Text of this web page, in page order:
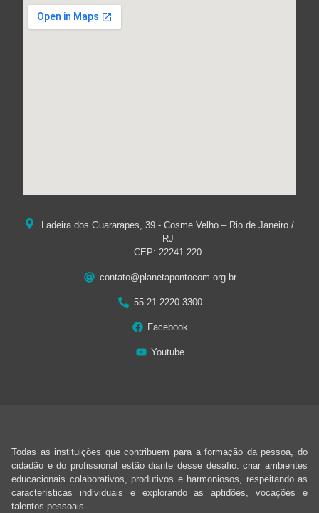
Ladeira dos Guararapes, 39 - Cosme Velho – Rio de Janeiro /
RJ
CEP: 22241-220
contato@planetapontocom.org.br
55 21 2220 3300
Facebook
Youtube
Todas as instituições que contribuem para a formação da pessoa, do
cidadão e do profissional estão diante desse desafio: criar ambientes
educacionais colaborativos, produtivos e harmoniosos, respeitando as
características individuais e explorando as aptidões, vocações e
talentos pessoais.